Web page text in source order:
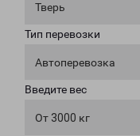
Тверь
Тип перевозки
Автоперевозка
Введите вес
От 3000 кг